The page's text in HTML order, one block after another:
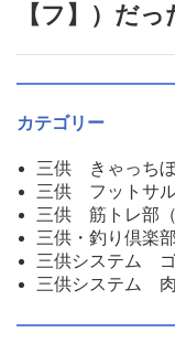
【フ】）だ
カテゴリー
三供 きゃっち
三供 フットサル
三供 筋トレ部（
三供・釣り倶楽
三供システム
三供システム